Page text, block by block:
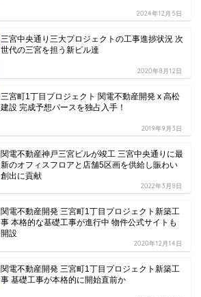
2024年12月5日
三宮中央通り三大プロジェクトの工事進捗状況 次
世代の三宮を担う新ビル達
2020年8月12日
三宮町1丁目プロジェクト 関電不動産開発 x 高松
建設 完成予想パースを独占入手！
2019年9月3日
関電不動産神戸三宮ビルが竣工 三宮中央通りに最
新のオフィスフロアと店舗5区画を供給し賑わい
創出に貢献
2022年3月8日
関電不動産開発 三宮町1丁目プロジェクト新築工
事 本格的な基礎工事が進行中 物件公式サイトも
開設
2020年12月14日
関電不動産開発 三宮町1丁目プロジェクト新築工
事 基礎工事が本格的に開始直前か